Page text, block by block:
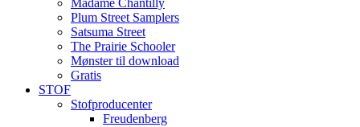
Plum Street Samplers
Satsuma Street
The Prairie Schooler
Mønster til download
Gratis
STOF
Stofproducenter
Freudenberg